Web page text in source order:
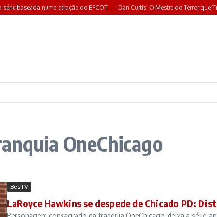
série baseada numa atração do EPCOT. Dan Curtis: O Mestre do Terror que
OneChicago
BesTV
LaRoyce Hawkins se despede de Chicado PD:
Personagem consagrado da franquia OneChicago, deixa a série